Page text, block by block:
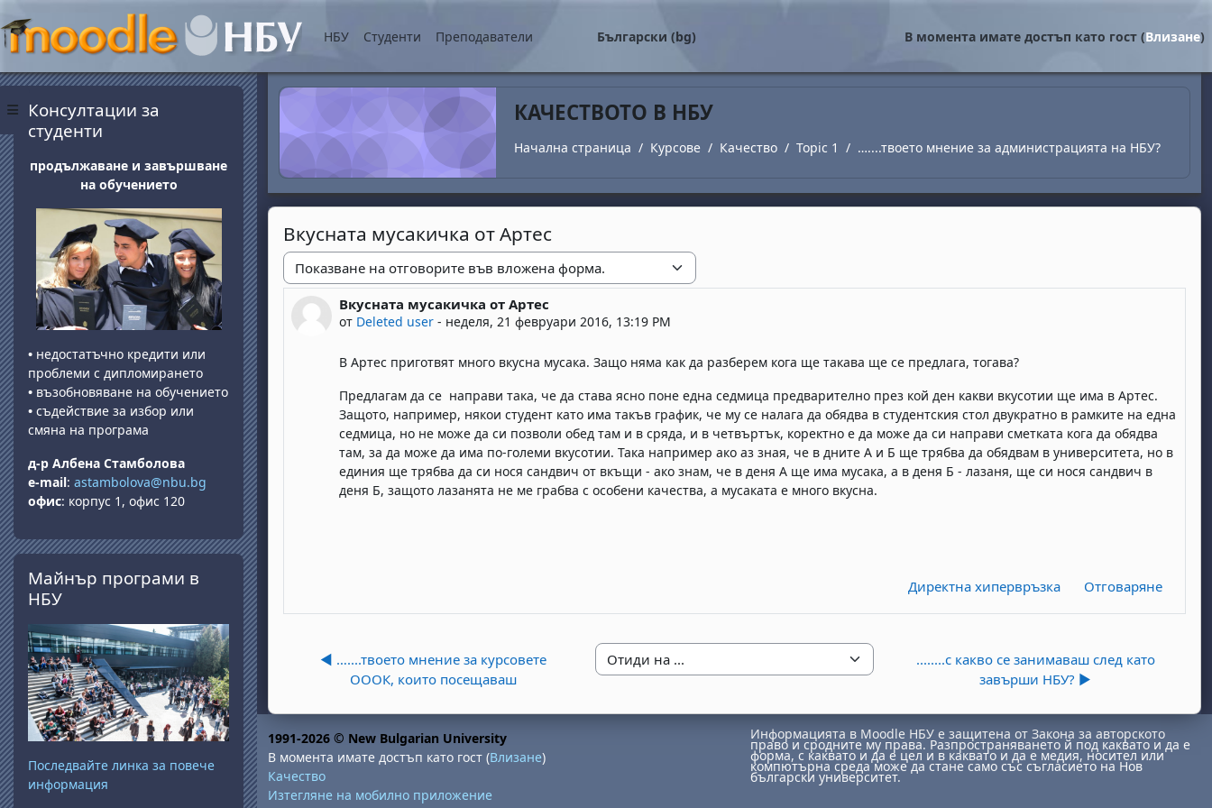
Прескочи на основното съдържание
Страничен панел
НБУ Студенти Преподаватели Български ‎(bg)‎ В момента имате достъп като гост (Влизане)
КАЧЕСТВОТО В НБУ
Начална страница Курсове Качество Topic 1 …....твоето мнение за администрацията на НБУ?
Вкусната мусакичка от Артес
Начин на показване
Вкусната мусакичка от Артес
от Deleted user - неделя, 21 февруари 2016, 13:19 PM
Number of replies: 0
В Артес приготвят много вкусна мусака. Защо няма как да разберем кога ще такава ще се предлага, тогава?
Предлагам да се направи така, че да става ясно поне една седмица предварително през кой ден какви вкусотии ще има в Артес.
Защото, например, някои студент като има такъв график, че му се налага да обядва в студентския стол двукратно в рамките на една
седмица, но не може да си позволи обед там и в сряда, и в четвъртък, коректно е да може да си направи сметката кога да обядва
там, за да може да има по-големи вкусотии. Така например ако аз зная, че в дните А и Б ще трябва да обядвам в университета, но в
единия ще трябва да си нося сандвич от вкъщи - ако знам, че в деня А ще има мусака, а в деня Б - лазаня, ще си нося сандвич в
деня Б, защото лазанята не ме грабва с особени качества, а мусаката е много вкусна.
Директна хипервръзка Отговаряне
◀︎ …....твоето мнение за курсовете
ОООК, които посещаваш
Отиди на ...
........с какво се занимаваш след като
завърши НБУ? ▶︎
Блокове
Консултации за
студенти
продължаване и завършване
на обучението
• недостатъчно кредити или
проблеми с дипломирането
• възобновяване на обучението
• съдействие за избор или
смяна на програма
д-р Албена Стамболова
e-mail: astambolova@nbu.bg
офис: корпус 1, офис 120
Прескочи Майнър програми в НБУ
Майнър програми в
НБУ
Последвайте линка за повече
информация
Информацията в Moodle НБУ е защитена от Закона за авторското
право и сродните му права. Разпространяването й под каквато и да е
форма, с каквато и да е цел и в каквато и да е медия, носител или
компютърна среда може да стане само със съгласието на Нов
български университет.
1991-2026 © New Bulgarian University
В момента имате достъп като гост (Влизане)
Качество
Изтегляне на мобилно приложение